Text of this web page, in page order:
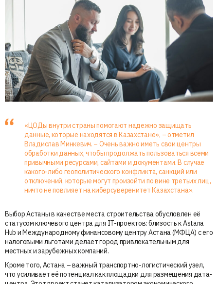
«ЦОДы внутри страны помогают надежно защищать
данные, которые находятся в Казахстане», – отметил
Владислав Минкевич. – Очень важно иметь свои центры
обработки данных, чтобы продолжать пользоваться всеми
привычными ресурсами, сайтами и документами. В случае
какого-либо геополитического конфликта, санкций или
отключений, которые могут произойти по вине третьих лиц,
ничто не повлияет на киберсуверенитет Казахстана».
Выбор Астаны в качестве места строительства обусловлен её
статусом ключевого центра для IT-проектов: близость к Astana
Hub и Международному финансовому центру Астана (МФЦА) с его
налоговыми льготами делает город привлекательным для
местных и зарубежных компаний.
Кроме того, Астана – важный транспортно-логистический узел,
что усиливает её потенциал как площадки для размещения дата-